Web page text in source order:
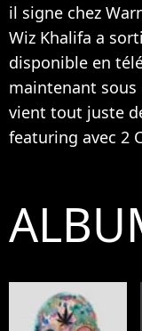
il signe chez
Wiz Khalifa a
disponible en
maintenant sous
vient tout juste
featuring avec 2